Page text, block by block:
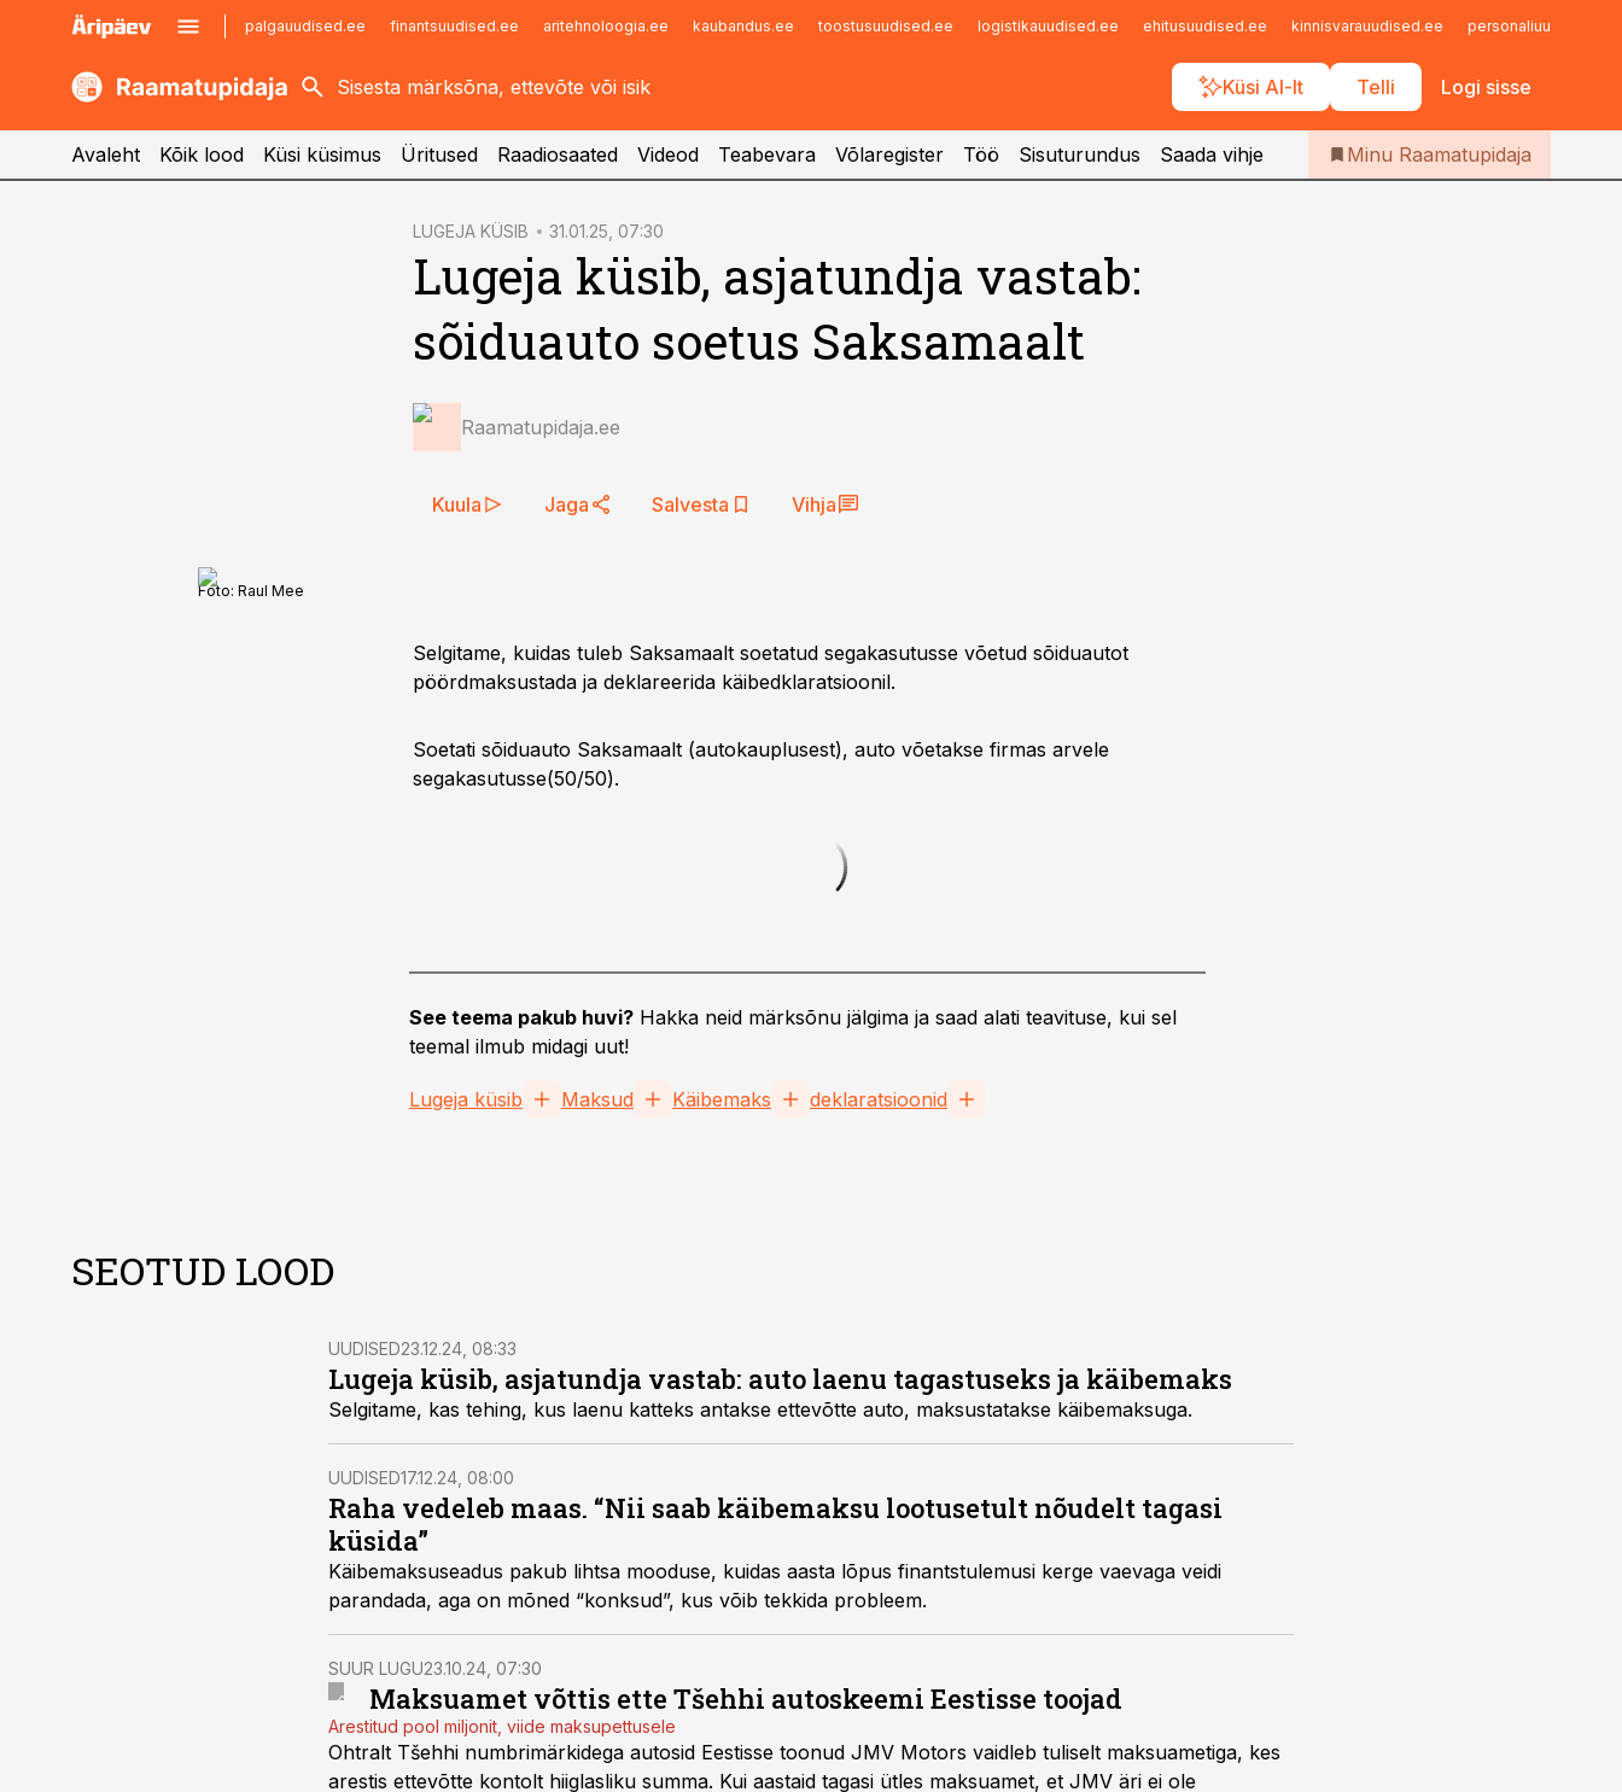
palgauudised.ee finantsuudised.ee aritehnoloogia.ee kaubandus.ee toostusuudised.ee logistikauudised.ee ehitusuudised.ee kinnisvarauudised.ee personaliuudised.ee
Küsi AI-lt Telli Logi sisse
kaubandus.ee
kinnisvarauudised.ee
imelineajalugu.ee
Infopank
Iseteenindus
Telli Raamatupidaja
Avaleht Kõik lood Küsi küsimus Üritused Raadiosaated Videod Teabevara Võlaregister Töö Sisuturundus Saada vihje Minu Raamatupidaja
LUGEJA KÜSIB 31.01.25, 07:30
Lugeja küsib, asjatundja vastab:
sõiduauto soetus Saksamaalt
Raamatupidaja.ee
Kuula Jaga Salvesta Vihja
Foto: Raul Mee
Selgitame, kuidas tuleb Saksamaalt soetatud segakasutusse võetud sõiduautot
pöördmaksustada ja deklareerida käibedklaratsioonil.
Soetati sõiduauto Saksamaalt (autokauplusest), auto võetakse firmas arvele
segakasutusse(50/50).
See teema pakub huvi? Hakka neid märksõnu jälgima ja saad alati teavituse, kui sel
teemal ilmub midagi uut!
Lugeja küsib Maksud Käibemaks deklaratsioonid
SEOTUD LOOD
UUDISED23.12.24, 08:33
Lugeja küsib, asjatundja vastab: auto laenu tagastuseks ja käibemaks
Selgitame, kas tehing, kus laenu katteks antakse ettevõtte auto, maksustatakse käibemaksuga.
UUDISED17.12.24, 08:00
Raha vedeleb maas. “Nii saab käibemaksu lootusetult nõudelt tagasi
küsida”
Käibemaksuseadus pakub lihtsa mooduse, kuidas aasta lõpus finantstulemusi kerge vaevaga veidi
parandada, aga on mõned “konksud”, kus võib tekkida probleem.
SUUR LUGU23.10.24, 07:30
Maksuamet võttis ette Tšehhi autoskeemi Eestisse toojad
Arestitud pool miljonit, viide maksupettusele
Ohtralt Tšehhi numbrimärkidega autosid Eestisse toonud JMV Motors vaidleb tuliselt maksuametiga, kes
arestis ettevõtte kontolt hiiglasliku summa. Kui aastaid tagasi ütles maksuamet, et JMV äri ei ole